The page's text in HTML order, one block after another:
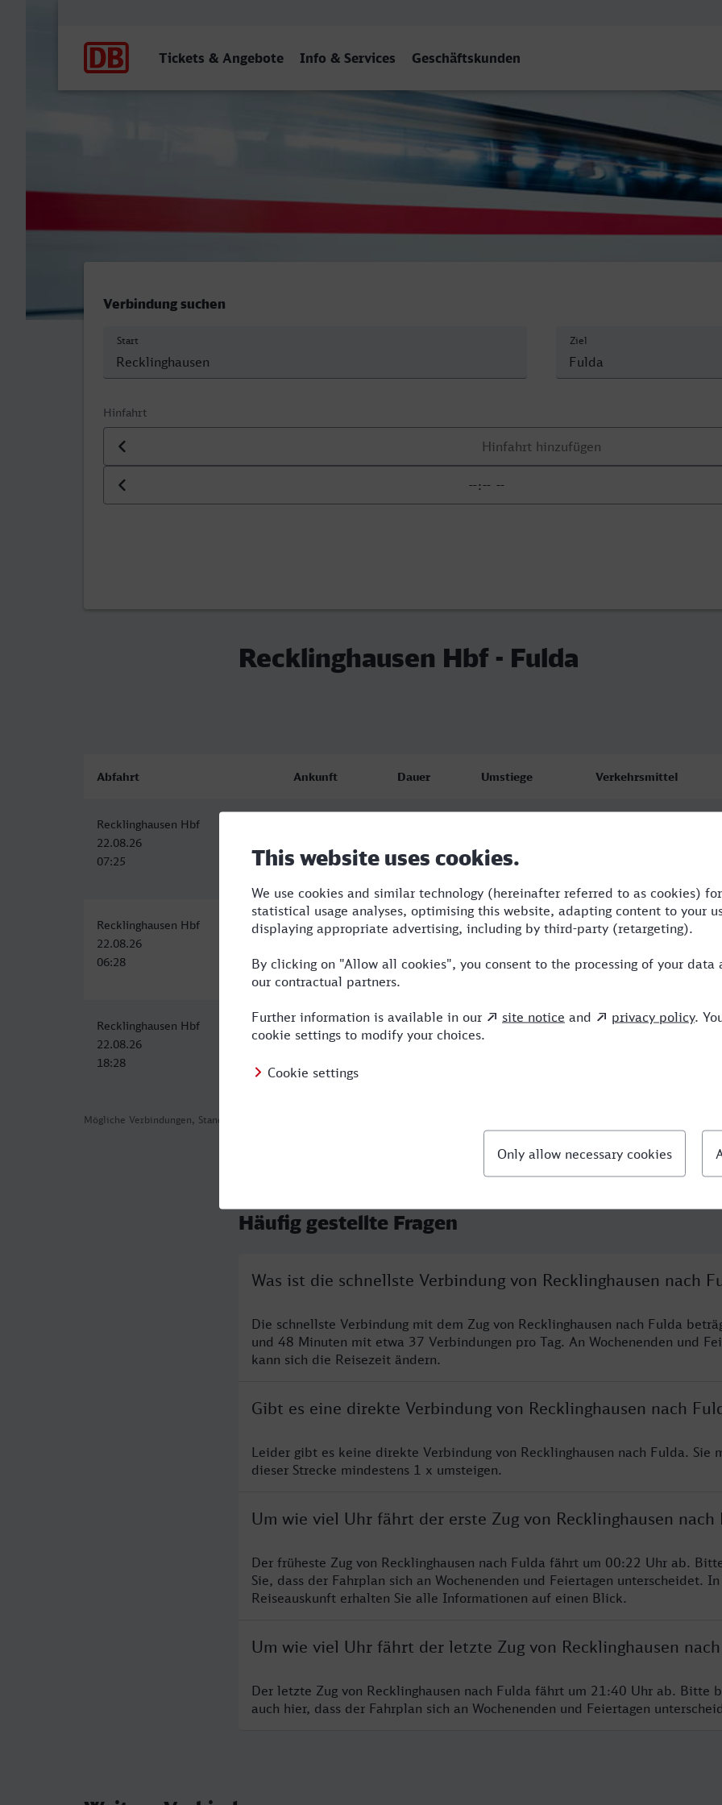
Tickets & Angebote Info & Services Geschäftskunden
Recklinghausen Hbf - Fulda
Verbindung suchen
Start Ziel
Hinfahrt
Datum der Hinfahrt
Uhrzeit der Hinfahrt
Recklinghausen Hbf - Fulda
Mögliche Verbindungen, Stand: 2026-08-08 04:47
Abfahrt Ankunft Dauer Umstiege Verkehrsmittel
Recklinghausen Hbf
22.08.26
07:25
11:13
Recklinghausen Hbf
22.08.26
06:28
Fulda
10:43
4:15 2 RE,NX,ICE
Recklinghausen Hbf
22.08.26
18:28
Fulda
22.08.26
5:09 CAN,RE,NX
Häufig gestellte Fragen
Was ist die schnellste Verbindung von Recklinghausen nach
Die schnellste Verbindung mit dem Zug von Recklinghausen nach Fulda
und 48 Minuten mit etwa 37 Verbindungen pro Tag. An Wochenenden und
kann sich die Reisezeit ändern.
Gibt es eine direkte Verbindung von Recklinghausen nach
Leider gibt es keine direkte Verbindung von Recklinghausen nach Fulda. Sie
dieser Strecke mindestens 1 x umsteigen.
Um wie viel Uhr fährt der erste Zug von Recklinghausen nach
Der früheste Zug von Recklinghausen nach Fulda fährt um 00:22 Uhr ab.
Sie, dass der Fahrplan sich an Wochenenden und Feiertagen unterscheidet.
Reiseauskunft erhalten Sie alle Informationen auf einen Blick.
Um wie viel Uhr fährt der letzte Zug von Recklinghausen
Der letzte Zug von Recklinghausen nach Fulda fährt um 21:40 Uhr ab. Bitte
auch hier, dass der Fahrplan sich an Wochenenden und Feiertagen